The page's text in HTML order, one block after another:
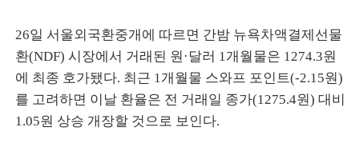
26일 서울외국환중개에 따르면 간밤 뉴욕차액결제선물
환(NDF) 시장에서 거래된 원·달러 1개월물은 1274.3원
에 최종 호가됐다. 최근 1개월물 스와프 포인트(-2.15원)
를 고려하면 이날 환율은 전 거래일 종가(1275.4원) 대비
1.05원 상승 개장할 것으로 보인다.